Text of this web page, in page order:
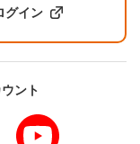
グイン
ント